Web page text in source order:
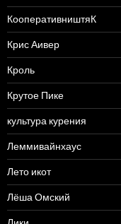
КооперативништяК
Крис Аивер
Кроль
Крутое Пике
культура курения
Леммивайнхаус
Лето икот
Лёша Омский